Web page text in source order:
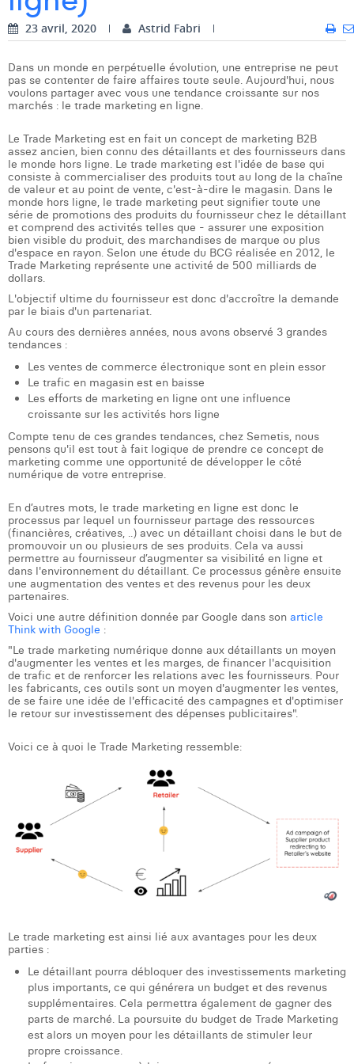
Dhan Claes
Edouard Polet
Eliott Pousset
Floriane Defacqz
Hanne Van Loock
Janne Beke
Jonas Geiregat
Justine Cremer
Laura Rooseleer
Laura Verhelst
Lena Pignoloni
Leonard Dierickx
Linda Kraim
Lisa Protin
Lore Fierens
Lotte Vranckx
Louis Nassogne
Lucas Taels
Manon Houppertz
Margaux Marien
Margaux Snakkers
Mathias Segers
Matthias Langenaeker
Ninon Chevalier
Olivia Lohest
Pieter Maesmans
Sven Bosschem
Thomas Kurevic
Thomas Riis
Victor Hayot
23 avril, 2020 Astrid Fabri
Dans un monde en perpétuelle évolution, une entreprise ne peut
pas se contenter de faire affaires toute seule. Aujourd'hui, nous
voulons partager avec vous une tendance croissante sur nos
marchés : le trade marketing en ligne.
Le Trade Marketing est en fait un concept de marketing B2B
assez ancien, bien connu des détaillants et des fournisseurs dans
le monde hors ligne. Le trade marketing est l'idée de base qui
consiste à commercialiser des produits tout au long de la chaîne
de valeur et au point de vente, c'est-à-dire le magasin. Dans le
monde hors ligne, le trade marketing peut signifier toute une
série de promotions des produits du fournisseur chez le détaillant
et comprend des activités telles que - assurer une exposition
bien visible du produit, des marchandises de marque ou plus
d'espace en rayon. Selon une étude du BCG réalisée en 2012, le
Trade Marketing représente une activité de 500 milliards de
dollars.
L'objectif ultime du fournisseur est donc d'accroître la demande
par le biais d'un partenariat.
Au cours des dernières années, nous avons observé 3 grandes
tendances :
Les ventes de commerce électronique sont en plein essor
Le trafic en magasin est en baisse
Les efforts de marketing en ligne ont une influence
croissante sur les activités hors ligne
Compte tenu de ces grandes tendances, chez Semetis, nous
pensons qu'il est tout à fait logique de prendre ce concept de
marketing comme une opportunité de développer le côté
numérique de votre entreprise.
En d’autres mots, le trade marketing en ligne est donc le
processus par lequel un fournisseur partage des ressources
(financières, créatives, ..) avec un détaillant choisi dans le but de
promouvoir un ou plusieurs de ses produits. Cela va aussi
permettre au fournisseur d’augmenter sa visibilité en ligne et
dans l'environnement du détaillant. Ce processus génère ensuite
une augmentation des ventes et des revenus pour les deux
partenaires.
Voici une autre définition donnée par Google dans son article
Think with Google :
"Le trade marketing numérique donne aux détaillants un moyen
d'augmenter les ventes et les marges, de financer l'acquisition
de trafic et de renforcer les relations avec les fournisseurs. Pour
les fabricants, ces outils sont un moyen d'augmenter les ventes,
de se faire une idée de l'efficacité des campagnes et d'optimiser
le retour sur investissement des dépenses publicitaires".
Voici ce à quoi le Trade Marketing ressemble:
Le trade marketing est ainsi lié aux avantages pour les deux
parties :
Le détaillant pourra débloquer des investissements marketing
plus importants, ce qui générera un budget et des revenus
supplémentaires. Cela permettra également de gagner des
parts de marché. La poursuite du budget de Trade Marketing
est alors un moyen pour les détaillants de stimuler leur
propre croissance.